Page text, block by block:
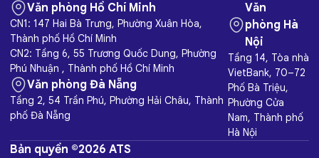
Văn phòng Hồ Chí Minh
CN1: 147 Hai Bà Trưng, Phường Xuân Hòa,
Thành phố Hồ Chí Minh
CN2: Tầng 6, 55 Trương Quốc Dung, Phường
Phú Nhuận , Thành phố Hồ Chí Minh
Văn phòng Đà Nẵng
Tầng 2, 54 Trần Phú, Phường Hải Châu, Thành
phố Đà Nẵng
Văn
phòng Hà
Nội
Tầng 14, Tòa nhà
VietBank, 70–72
Phố Bà Triệu,
Phường Cửa
Nam, Thành phố
Hà Nội
Bản quyền ©2026 ATS